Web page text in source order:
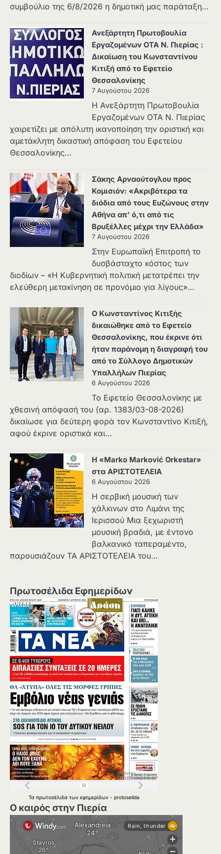
συμβούλιο της 6/8/2026 η δημοτική μας παράταξη…
Ανεξάρτητη Πρωτοβουλία
Εργαζομένων ΟΤΑ Ν. Πιερίας :
Δικαίωση του Κωνσταντίνου
Κιτιξή από το Εφετείο
Θεσσαλονίκης
7 Αυγούστου 2026
Η Ανεξάρτητη Πρωτοβουλία
Εργαζομένων ΟΤΑ Ν. Πιερίας
χαιρετίζει με απόλυτη ικανοποίηση την οριστική και
αμετάκλητη δικαστική απόφαση του Εφετείου
Θεσσαλονίκης…
Σάκης Αρναούτογλου προς
Κομισιόν: «Ακριβότερα τα
διόδια από τους Ευζώνους στην
Αθήνα απ’ ό,τι από τις
Βρυξέλλες μέχρι την Ελλάδα»
7 Αυγούστου 2026
Στην Ευρωπαϊκή Επιτροπή το
δυσβάσταχτο κόστος των
διοδίων – «Η Κυβερνητική πολιτική μετατρέπει την
ελεύθερη μετακίνηση σε προνόμιο για λίγους»…
Ο Κωνσταντίνος Κιτιξής
δικαιώθηκε από το Εφετείο
Θεσσαλονίκης, που έκρινε ότι
ήταν παράνομη η διαγραφή του
από το Σύλλογο Δημοτικών
Υπαλλήλων Πιερίας
6 Αυγούστου 2026
Το Εφετείο Θεσσαλονίκης με
χθεσινή απόφασή του (αρ. 1383/03-08-2026)
δικαίωσε για δεύτερη φορά τον Κωνσταντίνο Κιτιξή,
αφού έκρινε οριστικά και…
Η «Marko Marković Orkestar»
στα ΑΡΙΣΤΟΤΕΛΕΙΑ
6 Αυγούστου 2026
Η σερβική μουσική των
χάλκινων στο Λιμάνι της
Ιερισσού Μια ξεχωριστή
μουσική βραδιά, με έντονο
βαλκανικό ταπεραμέντο,
παρουσιάζουν ΤΑ ΑΡΙΣΤΟΤΕΛΕΙΑ του…
Πρωτοσέλιδα Εφημερίδων
Τα πρωτοσέλιδα των εφημερίδων - protoselida
Ο καιρός στην Πιερία